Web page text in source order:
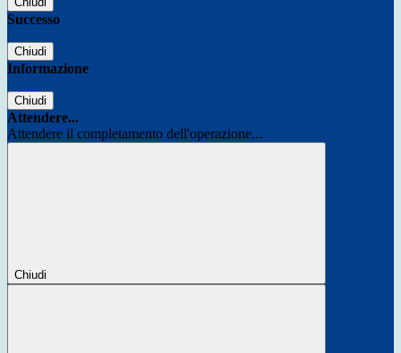
Successo
Chiudi
Informazione
Chiudi
Attendere...
Attendere il completamento dell'operazione...
Chiudi